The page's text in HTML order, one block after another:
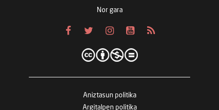
Nor gara
Aniztasun politika
Argitalpen politika